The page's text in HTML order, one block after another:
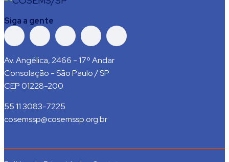
Siga a gente
Av. Angélica, 2466 - 17º Andar
Consolação - São Paulo / SP
CEP 01228-200
55 11 3083-7225
cosemssp@cosemssp.org.br